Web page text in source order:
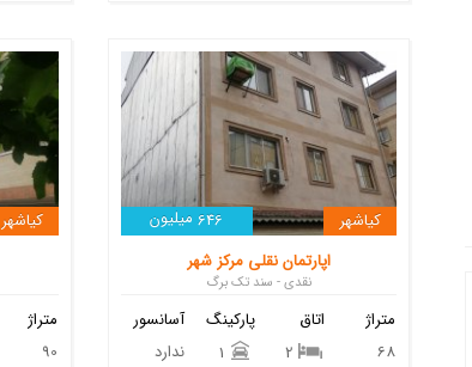
کیاشهر
متراژ
90
646میلیون
کیاشهر
اپارتمان نقلی مرکز شهر
نقدی - سند تک برگ
آسانسور
ندارد
پارکینگ
اتاق
2
متراژ
68